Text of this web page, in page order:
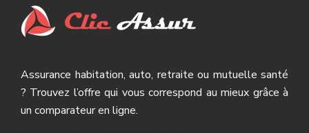
Assurance habitation, auto, retraite ou mutuelle santé
? Trouvez l’offre qui vous correspond au mieux grâce à
un comparateur en ligne.